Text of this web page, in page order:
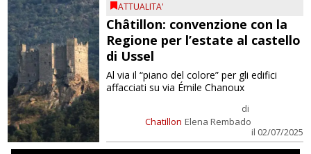
ATTUALITA'
Châtillon: convenzione con la
Regione per l’estate al castello
di Ussel
Chatillon
di
Elena Rembado
il 02/07/2025
Al via il “piano del colore” per gli edifici
affacciati su via Émile Chanoux